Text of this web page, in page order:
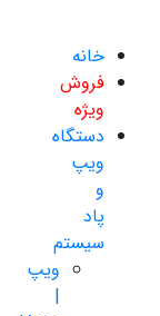
خانه
فروش
ویژه
دستگاه
ویپ
و
پاد
سیستم
ویپ
|